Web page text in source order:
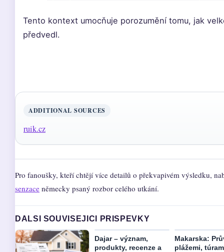
Tento kontext umocňuje porozumění tomu, jak
předvedl.
ADDITIONAL SOURCES
ruik.cz
Pro fanoušky, kteří chtějí více detailů o překvapivém výsledku,
senzace německy psaný rozbor celého utkání.
DALSI SOUVISEJICI PRISPEVKY
Dajar – význam,
produkty, recenze a
Makarska:
plážemi,